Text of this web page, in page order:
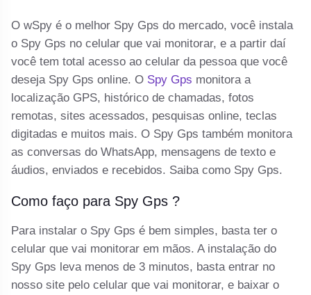
O wSpy é o melhor Spy Gps do mercado, você instala
o Spy Gps no celular que vai monitorar, e a partir daí
você tem total acesso ao celular da pessoa que você
deseja Spy Gps online. O Spy Gps monitora a
localização GPS, histórico de chamadas, fotos
remotas, sites acessados, pesquisas online, teclas
digitadas e muitos mais. O Spy Gps também monitora
as conversas do WhatsApp, mensagens de texto e
áudios, enviados e recebidos. Saiba como Spy Gps.
Como faço para Spy Gps ?
Para instalar o Spy Gps é bem simples, basta ter o
celular que vai monitorar em mãos. A instalação do
Spy Gps leva menos de 3 minutos, basta entrar no
nosso site pelo celular que vai monitorar, e baixar o